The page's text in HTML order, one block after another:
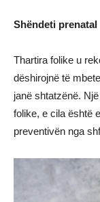
Shëndeti prenatal
Thartira folike u
dëshirojnë të
janë shtatzënë.
folike, e cila është
preventivën nga